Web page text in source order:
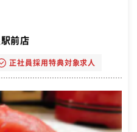
前店
正社員採用特典対象求人